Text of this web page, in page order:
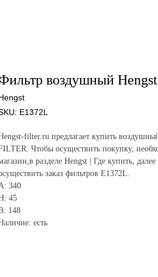
воздушный
E1372L
filter.ru предлагает купить
Чтобы осуществить покупку,
разделе Hengst | Где купить,
заказ фильтров E1372L.
340
45
148
есть